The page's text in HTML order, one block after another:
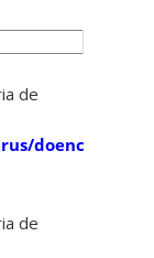
de
doenca.html.
de